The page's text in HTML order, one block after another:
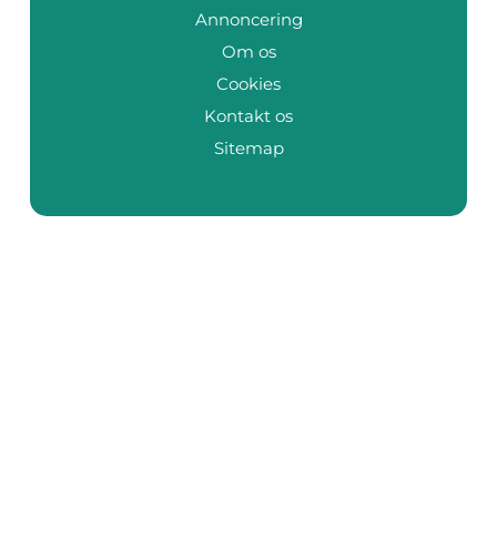
Annoncering
Om os
Cookies
Kontakt os
Sitemap